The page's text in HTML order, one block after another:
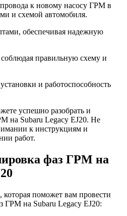
к новому насосу ГРМ в
и схемой автомобиля.
обеспечивая надежную
правильную схему и
и работоспособность
успешно разобрать и
на Subaru Legacy EJ20. Не
к инструкциям и
работ.
фаз ГРМ на
поможет вам провести
ГРМ на Subaru Legacy EJ20: